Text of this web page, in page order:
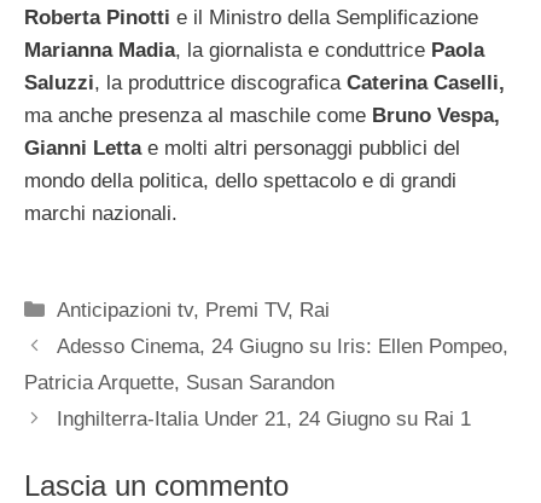
Roberta Pinotti e il Ministro della Semplificazione
Marianna Madia, la giornalista e conduttrice Paola
Saluzzi, la produttrice discografica Caterina Caselli,
ma anche presenza al maschile come Bruno Vespa,
Gianni Lettae molti altri personaggi pubblici del
mondo della politica, dello spettacolo e di grandi
marchi nazionali.
Categorie
Anticipazioni tv, Premi TV, Rai
Adesso Cinema, 24 Giugno su Iris: Ellen Pompeo,
Patricia Arquette, Susan Sarandon
Inghilterra-Italia Under 21, 24 Giugno su Rai 1
Lascia un commento